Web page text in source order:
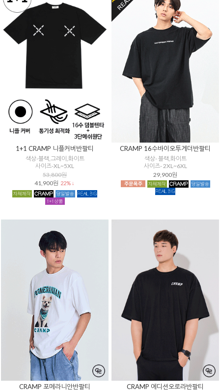
1+1 CRAMP 니플커버반팔티
색상-블랙,그레이,화이트
사이즈-XL~5XL
53,800원
41,900원 22% ↓
CRAMP 16수바이오투게더반팔티
색상- 블랙,화이트
사이즈- 2XL~6XL
29,900원
CRAMP 포메라니안반팔티 CRAMP 에디션오로라반팔티